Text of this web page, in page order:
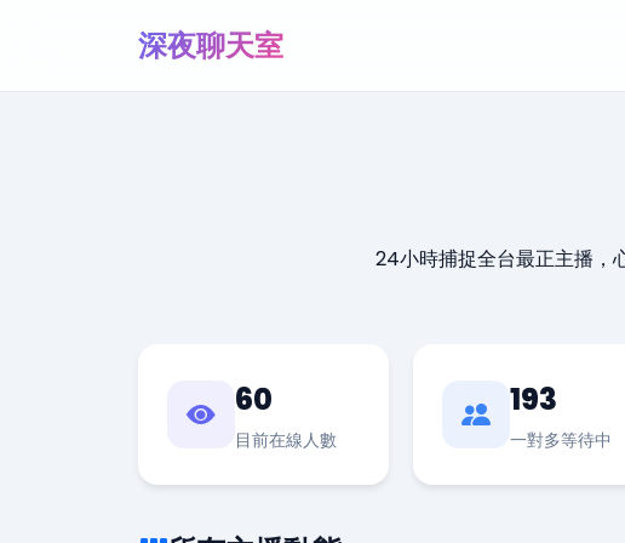
深夜聊天室
24小時捕捉全台最正主播，
60
目前在線人數
193
一對多等待中